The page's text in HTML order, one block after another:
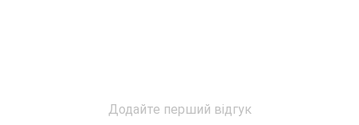
Додайте перший відгук